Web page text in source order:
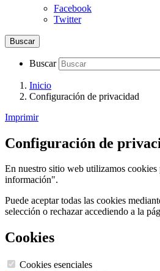
Facebook
Twitter
Buscar
Buscar
Inicio
Configuración de privacidad
Imprimir
Configuración de
En nuestro sitio web utilizamos cookies
información".
Puede aceptar todas las cookies
selección o rechazar accediendo a la
Cookies
Cookies esenciales